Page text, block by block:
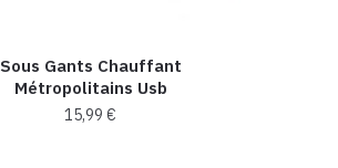
Sous Gants Chauffant
Métropolitains Usb
15,99€